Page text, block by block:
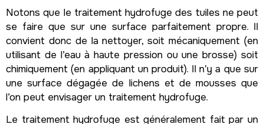
Notons que le traitement hydrofuge des tuiles ne peut
se faire que sur une surface parfaitement propre. Il
convient donc de la nettoyer, soit mécaniquement (en
utilisant de l’eau à haute pression ou une brosse) soit
chimiquement (en appliquant un produit). Il n’y a que sur
une surface dégagée de lichens et de mousses que
l’on peut envisager un traitement hydrofuge.
Le traitement hydrofuge est généralement fait par un